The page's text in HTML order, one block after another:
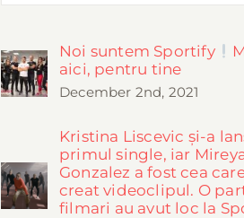
Noi suntem Sportify
aici, pentru tine
December 2nd, 2021
Kristina Liscevic și-a
primul single, iar
Gonzalez a fost cea
creat videoclipul. O
filmari au avut loc la